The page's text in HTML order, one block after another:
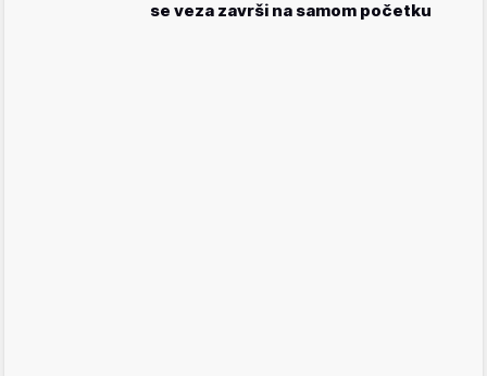
se veza završi na samom početku